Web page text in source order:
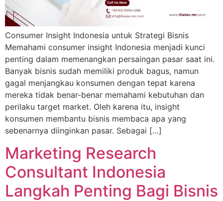
Consumer Insight Indonesia untuk Strategi Bisnis
Memahami consumer insight Indonesia menjadi kunci
penting dalam memenangkan persaingan pasar saat ini.
Banyak bisnis sudah memiliki produk bagus, namun
gagal menjangkau konsumen dengan tepat karena
mereka tidak benar-benar memahami kebutuhan dan
perilaku target market. Oleh karena itu, insight
konsumen membantu bisnis membaca apa yang
sebenarnya diinginkan pasar. Sebagai […]
Marketing Research
Consultant Indonesia
Langkah Penting Bagi Bisnis